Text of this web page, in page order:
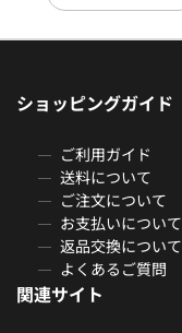
ショッピングガイド
ご利用ガイド
送料について
ご注文について
お支払いについて
返品交換について
よくあるご質問
関連サイト